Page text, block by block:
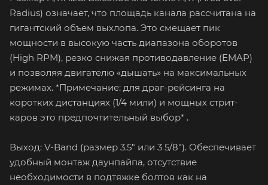
Radius) означает, что площадь канала рассчитана на
гигантский объем выхлопа. Это смещает пик
мощности в высокую часть диапазона оборотов
(High RPM), резко снижая противодавление (EMAP)
и позволяя двигателю «дышать» на максимальных
режимах. *Примечание: для драг-рейсинга на
коротких дистанциях (1/4 мили) и мощных стрит-
каров это предпочтительный выбор* .
Выход: V-Band (размер 3.5" или 3 5/8"). Обеспечивает
удобный монтаж даунпайпа, отсутствие
необходимости в подтяжке болтов как на